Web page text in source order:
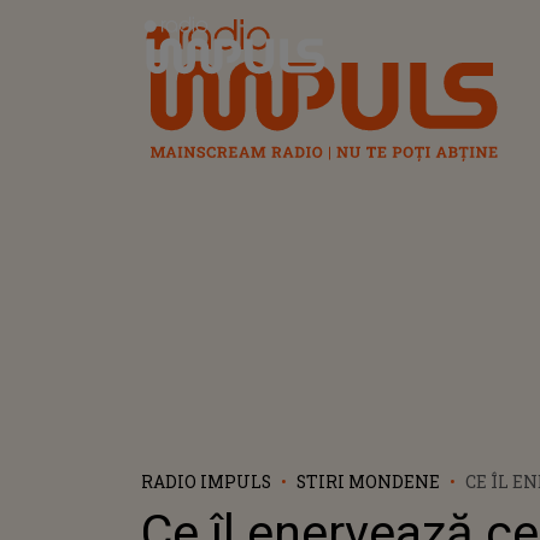
Radio Impuls
RADIO IMPULS STIRI MONDENE
CE ÎL
PE